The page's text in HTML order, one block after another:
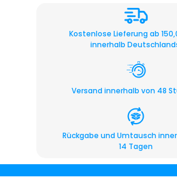
Kostenlose Lieferung ab
innerhalb
Versand innerhalb von 48
Rückgabe und Umtausch
14 Tagen